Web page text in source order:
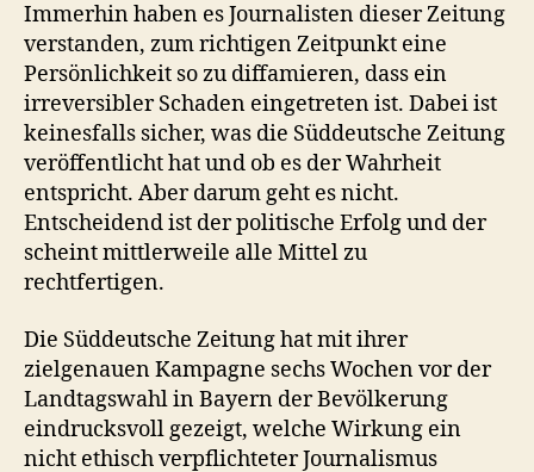
Immerhin haben es Journalisten dieser Zeitung
verstanden, zum richtigen Zeitpunkt eine
Persönlichkeit so zu diffamieren, dass ein
irreversibler Schaden eingetreten ist. Dabei ist
keinesfalls sicher, was die Süddeutsche Zeitung
veröffentlicht hat und ob es der Wahrheit
entspricht. Aber darum geht es nicht.
Entscheidend ist der politische Erfolg und der
scheint mittlerweile alle Mittel zu
rechtfertigen.
Die Süddeutsche Zeitung hat mit ihrer
zielgenauen Kampagne sechs Wochen vor der
Landtagswahl in Bayern der Bevölkerung
eindrucksvoll gezeigt, welche Wirkung ein
nicht ethisch verpflichteter Journalismus